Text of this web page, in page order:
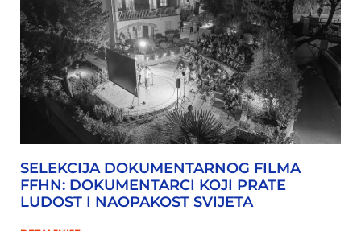
SELEKCIJA DOKUMENTARNOG FILMA
FFHN: DOKUMENTARCI KOJI PRATE
LUDOST I NAOPAKOST SVIJETA